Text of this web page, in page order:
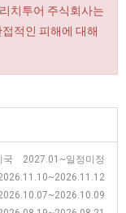
치투어 주식회사는
적인 피해에 대해
국 2027.01~일정미정